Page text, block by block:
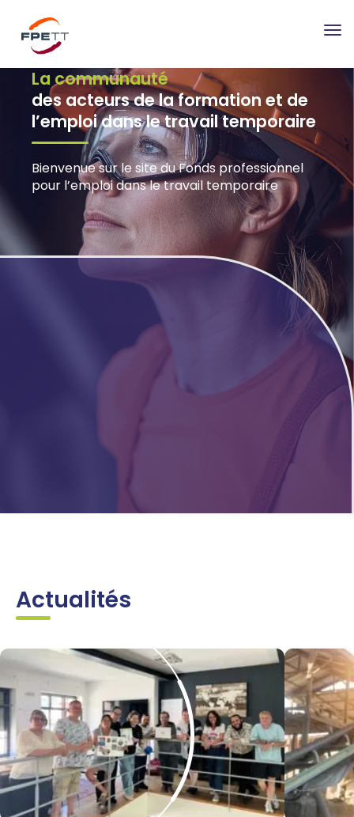
La communauté
des acteurs de la formation et de
l’emploi dans le travail temporaire
Bienvenue sur le site du Fonds professionnel
pour l’emploi dans le travail temporaire
Actualités